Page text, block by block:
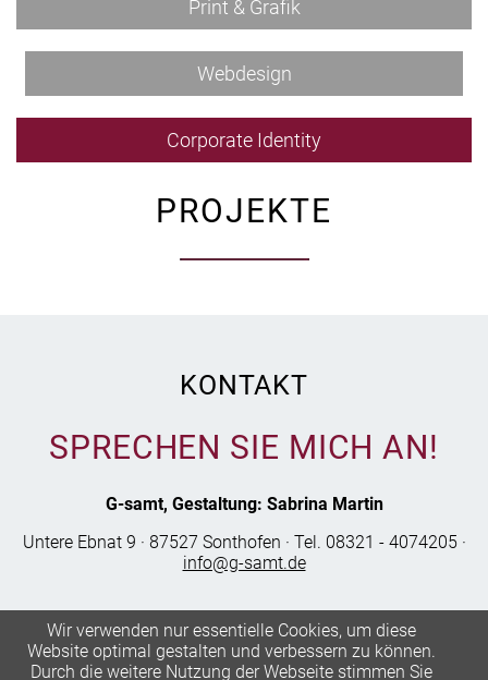
Print & Grafik
Webdesign
Corporate Identity
PROJEKTE
KONTAKT
SPRECHEN SIE MICH AN!
G-samt, Gestaltung: Sabrina Martin
Untere Ebnat 9 · 87527 Sonthofen · Tel. 08321 - 4074205 ·
info@g-samt.de
Wir verwenden nur essentielle Cookies, um diese
Website optimal gestalten und verbessern zu können.
Durch die weitere Nutzung der Webseite stimmen Sie